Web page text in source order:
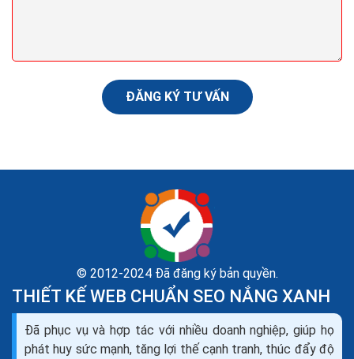
ĐĂNG KÝ TƯ VẤN
© 2012-2024 Đã đăng ký bản quyền.
THIẾT KẾ WEB CHUẨN SEO NẮNG XANH
Đã phục vụ và hợp tác với nhiều doanh nghiệp, giúp họ
phát huy sức mạnh, tăng lợi thế cạnh tranh, thúc đẩy độ